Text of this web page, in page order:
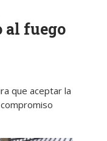
al fuego
que aceptar la